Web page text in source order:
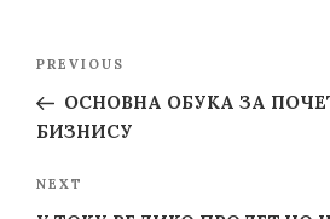
Previous
Post
PREVIOUS
ОСНОВНА ОБУКА ЗА
БИЗНИСУ
Next
NEXT